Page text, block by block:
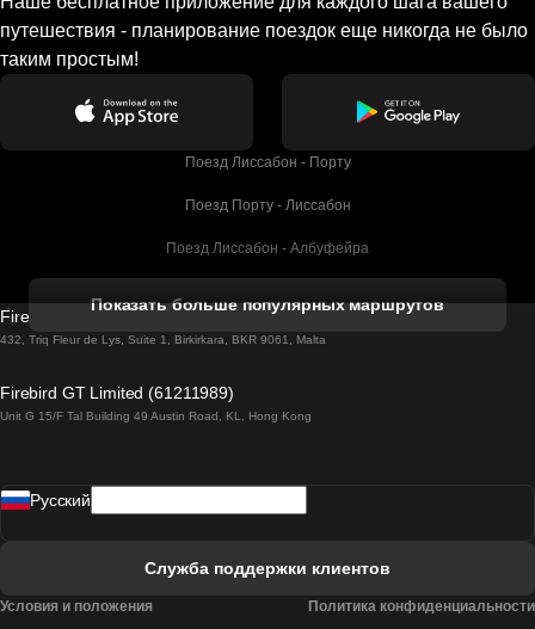
путешествия - планирование поездок еще никогда не было
таким простым!
Поезд Лиссабон - Порту
Поезд Порту - Лиссабон
Поезд Лиссабон - Албуфейра
Поезд Лиссабон - Лагос
Поезд Лиссабон - Мадрид
Показать больше популярных маршрутов
Firebird GT Limited (OC 1451)
432, Triq Fleur de Lys, Suite 1, Birkirkara, BKR 9061, Malta
Firebird GT Limited (61211989)
Unit G 15/F Tal Building 49 Austin Road, KL, Hong Kong
Pусский
Служба поддержки клиентов
Условия и положения Политика конфиденциальности